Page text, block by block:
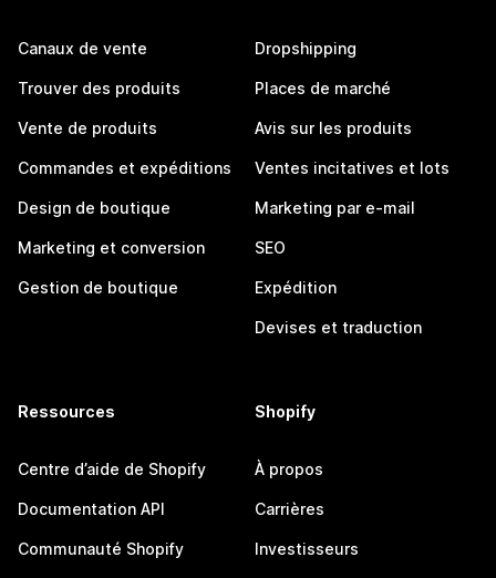
Canaux de vente
Trouver des produits
Vente de produits
Commandes et expéditions
Design de boutique
Marketing et conversion
Gestion de boutique
Dropshipping
Places de marché
Avis sur les produits
Ventes incitatives et lots
Marketing par e-mail
SEO
Expédition
Devises et traduction
Ressources
Centre d’aide de Shopify
Documentation API
Communauté Shopify
Shopify
À propos
Carrières
Investisseurs